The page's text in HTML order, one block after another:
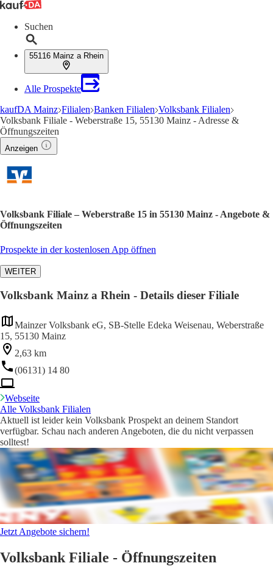
Suchen
55116 Mainz a Rhein
Alle Prospekte
kaufDA Mainz Filialen Banken Filialen Volksbank Filialen
Volksbank Filiale - Weberstraße 15, 55130 Mainz - Adresse &
Öffnungszeiten
Anzeigen
Volksbank Filiale – Weberstraße 15 in 55130 Mainz - Angebote &
Öffnungszeiten
Prospekte in der kostenlosen App öffnen
WEITER
Volksbank Mainz a Rhein - Details dieser Filiale
Mainzer Volksbank eG, SB-Stelle Edeka Weisenau, Weberstraße
15, 55130 Mainz
2,63 km
(06131) 14 80
Webseite
Alle Volksbank Filialen
Aktuell ist leider kein Volksbank Prospekt an deinem Standort
verfügbar. Schau nach anderen Angeboten, die du nicht verpassen
solltest!
Jetzt Angebote sichern!
Volksbank Filiale - Öffnungszeiten